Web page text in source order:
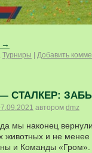
→
Турниры Добавить
— СТАЛКЕР:
автором dmz
мы наконец
животных и не
и Команды «Гром».